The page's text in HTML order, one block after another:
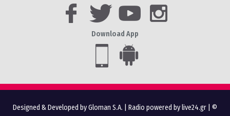
Download App
Designed & Developed by Gloman S.A. Radio powered by live24.gr | ©